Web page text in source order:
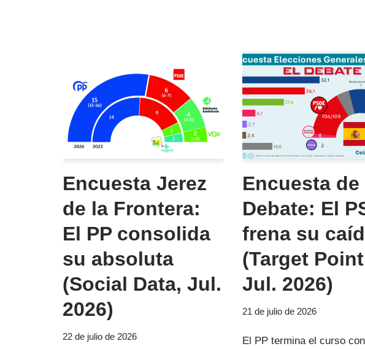
Encuesta Jerez
de la Frontera:
El PP consolida
su absoluta
(Social Data, Jul.
2026)
22 de julio de 2026
Encuesta de
Debate: El
frena su
(Target
Jul. 2026)
21 de julio de 2026
El PP termina el curso